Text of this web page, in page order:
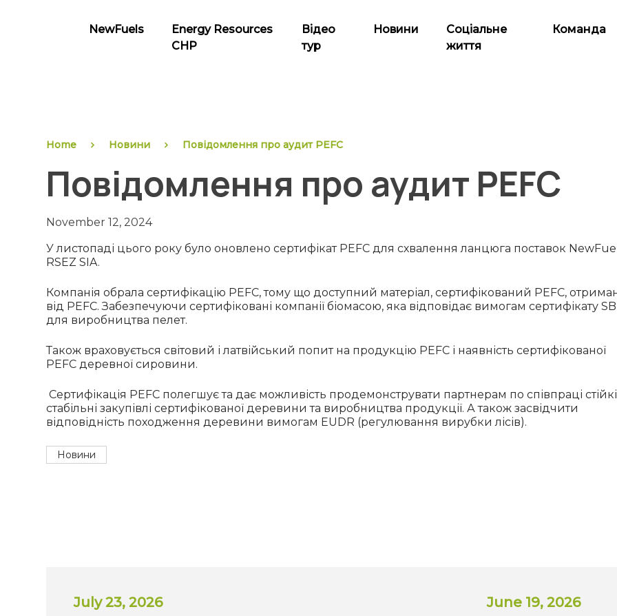
NewFuels
Energy Resources
CHP
Відео
тур
Новини
Соціальне
життя
Команда
Home Новини Повідомлення про аудит PEFC
Повідомлення про аудит PEFC
November 12, 2024
У листопаді цього року було оновлено сертифікат PEFC для схвалення ланцюга поставок
RSEZ SIA.
Компанія обрала сертифікацію PEFC, тому що доступний матеріал, сертифікований PEFC,
від PEFC. Забезпечуючи сертифіковані компанії біомасою, яка відповідає вимогам сертифікату
для виробництва пелет.
Також враховується світовий і латвійський попит на продукцію PEFC і наявність сертифікованої
PEFC деревної сировини.
Сертифікація PEFC полегшує та дає можливість продемонструвати партнерам по співпраці стійкі
стабільні закупівлі сертифікованої деревини та виробництва продукції. А також засвідчити
відповідність походження деревини вимогам EUDR (регулювання вирубки лісів).
Новини
July 23, 2026 June 19, 2026